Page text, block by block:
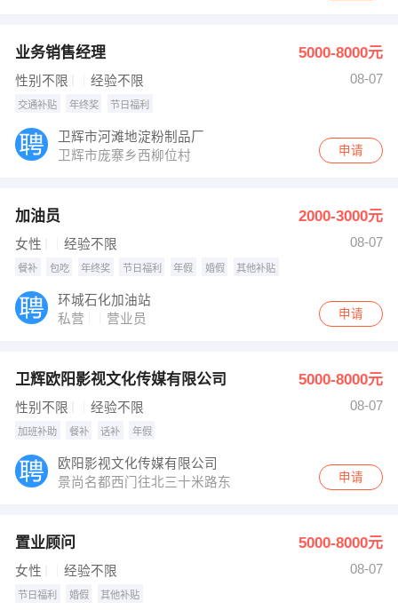
业务销售经理 5000-8000元
性别不限 经验不限 08-07
交通补贴 年终奖 节日福利
卫辉市河滩地淀粉制品厂
卫辉市庞寨乡西柳位村
申请
加油员 2000-3000元
女性 经验不限 08-07
餐补 包吃 年终奖 节日福利 年假 婚假 其他补贴
环城石化加油站
私营
营业员 申请
卫辉欧阳影视文化传媒有限公司 5000-8000元
性别不限 经验不限 08-07
加班补助 餐补 话补 年假
欧阳影视文化传媒有限公司
景尚名都西门往北三十米路东
申请
置业顾问 5000-8000元
女性 经验不限 08-07
节日福利 婚假 其他补贴